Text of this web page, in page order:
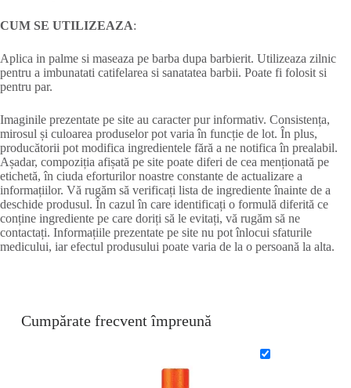
CUM SE UTILIZEAZA:
Aplica in palme si maseaza pe barba dupa barbierit. Utilizeaza zilnic
pentru a imbunatati catifelarea si sanatatea barbii. Poate fi folosit si
pentru par.
Imaginile prezentate pe site au caracter pur informativ. Consistența,
mirosul și culoarea produselor pot varia în funcție de lot. În plus,
producătorii pot modifica ingredientele fără a ne notifica în prealabil.
Așadar, compoziția afișată pe site poate diferi de cea menționată pe
etichetă, în ciuda eforturilor noastre constante de actualizare a
informațiilor. Vă rugăm să verificați lista de ingrediente înainte de a
deschide produsul. În cazul în care identificați o formulă diferită ce
conține ingrediente pe care doriți să le evitați, vă rugăm să ne
contactați. Informațiile prezentate pe site nu pot înlocui sfaturile
medicului, iar efectul produsului poate varia de la o persoană la alta.
Cumpărate frecvent împreună